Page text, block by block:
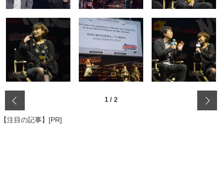
1 / 2
【注目の記事】[PR]